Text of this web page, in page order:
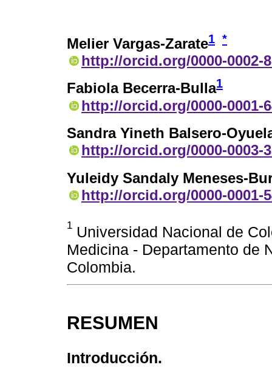
Melier Vargas-Zarate1 *
http://orcid.org/0000-0002-
Fabiola Becerra-Bulla1
http://orcid.org/0000-0001-
Sandra Yineth Balsero-
http://orcid.org/0000-0003-
Yuleidy Sandaly Meneses-
http://orcid.org/0000-0001-
1 Universidad Nacional de
Medicina - Departamento de
Colombia.
RESUMEN
Introducción.